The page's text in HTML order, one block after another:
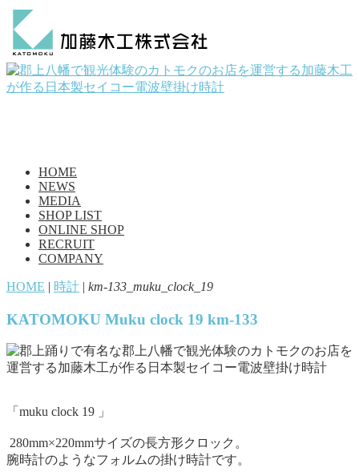
HOME
NEWS
MEDIA
SHOP LIST
ONLINE SHOP
RECRUIT
COMPANY
HOME | 時計 | km-133_muku_clock_19
KATOMOKU Muku clock 19 km-133
「muku clock 19 」
280mm×220mmサイズの長方形クロック。
腕時計のようなフォルムの掛け時計です。